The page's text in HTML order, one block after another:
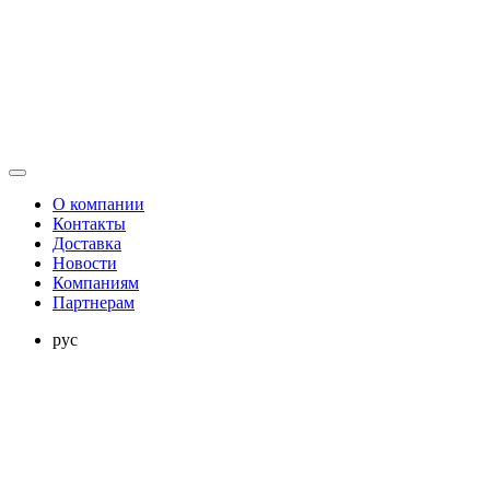
О компании
Контакты
Доставка
Новости
Компаниям
Партнерам
рус